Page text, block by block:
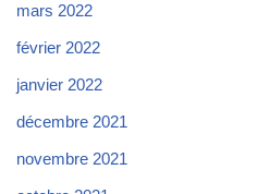
mars 2022
février 2022
janvier 2022
décembre 2021
novembre 2021